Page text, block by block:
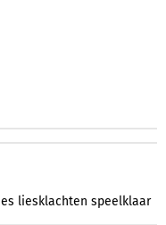
liesklachten speelklaar